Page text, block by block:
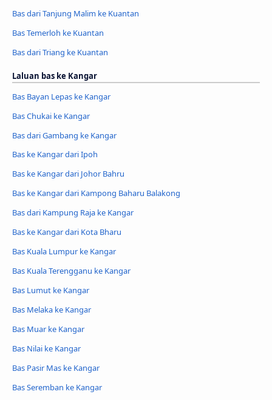
Bas dari Tanjung Malim ke Kuantan
Bas Temerloh ke Kuantan
Bas dari Triang ke Kuantan
Laluan bas ke Kangar
Bas Bayan Lepas ke Kangar
Bas Chukai ke Kangar
Bas dari Gambang ke Kangar
Bas ke Kangar dari Ipoh
Bas ke Kangar dari Johor Bahru
Bas ke Kangar dari Kampong Baharu Balakong
Bas dari Kampung Raja ke Kangar
Bas ke Kangar dari Kota Bharu
Bas Kuala Lumpur ke Kangar
Bas Kuala Terengganu ke Kangar
Bas Lumut ke Kangar
Bas Melaka ke Kangar
Bas Muar ke Kangar
Bas Nilai ke Kangar
Bas Pasir Mas ke Kangar
Bas Seremban ke Kangar